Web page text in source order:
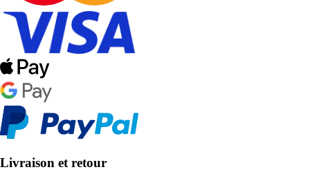
Livraison et retour